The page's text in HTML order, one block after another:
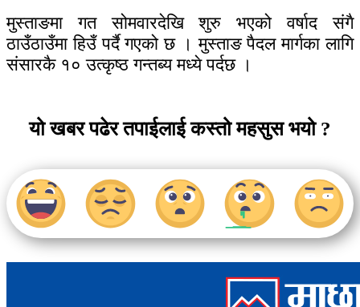
मुस्ताङमा गत सोमवारदेखि शुरु भएको वर्षाद संगै
ठाउँठाउँमा हिउँ पर्दै गएको छ । मुस्ताङ पैदल मार्गका लागि
संसारकै १० उत्कृष्ठ गन्तब्य मध्ये पर्दछ ।
यो खबर पढेर तपाईलाई कस्तो महसुस भयो ?